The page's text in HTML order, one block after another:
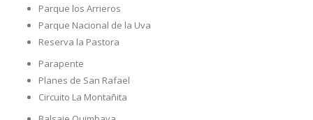
Parque los Arrieros
Parque Nacional de la Uva
Reserva la Pastora
Parapente
Planes de San Rafael
Circuito La Montañita